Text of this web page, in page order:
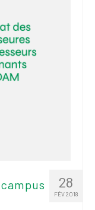
28
FÉV 2018